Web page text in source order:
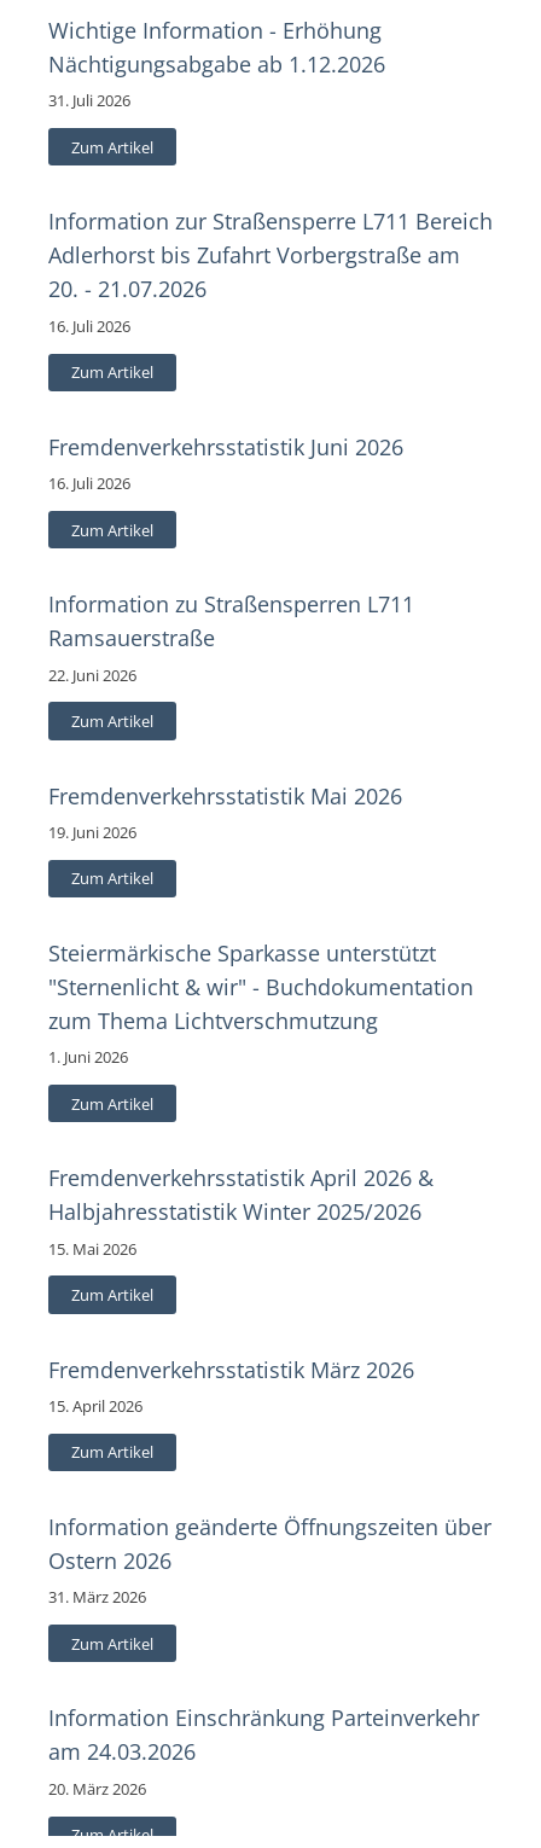
Wichtige Information - Erhöhung
Nächtigungsabgabe ab 1.12.2026
31. Juli 2026
Zum Artikel
Information zur Straßensperre L711 Bereich
Adlerhorst bis Zufahrt Vorbergstraße am
20. - 21.07.2026
16. Juli 2026
Zum Artikel
Fremdenverkehrsstatistik Juni 2026
16. Juli 2026
Zum Artikel
Information zu Straßensperren L711
Ramsauerstraße
22. Juni 2026
Zum Artikel
Fremdenverkehrsstatistik Mai 2026
19. Juni 2026
Zum Artikel
Steiermärkische Sparkasse unterstützt
"Sternenlicht & wir" - Buchdokumentation
zum Thema Lichtverschmutzung
1. Juni 2026
Zum Artikel
Fremdenverkehrsstatistik April 2026 &
Halbjahresstatistik Winter 2025/2026
15. Mai 2026
Zum Artikel
Fremdenverkehrsstatistik März 2026
15. April 2026
Zum Artikel
Information geänderte Öffnungszeiten über
Ostern 2026
31. März 2026
Zum Artikel
Information Einschränkung Parteinverkehr
am 24.03.2026
20. März 2026
Zum Artikel